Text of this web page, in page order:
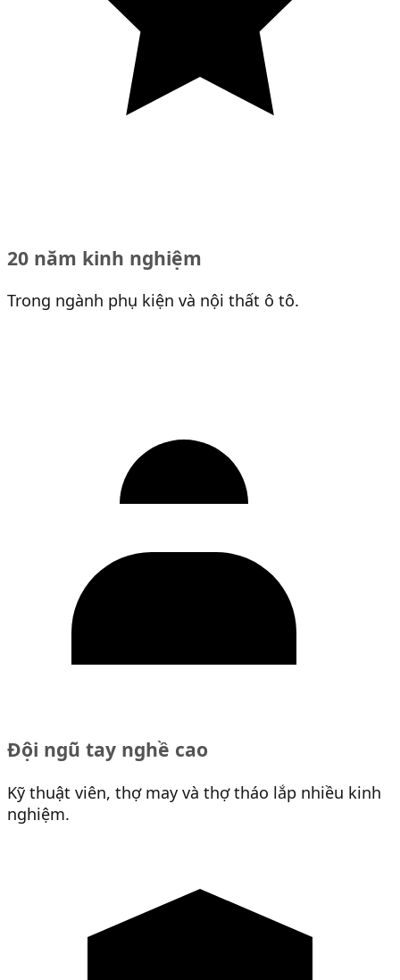
20 năm kinh nghiệm
Trong ngành phụ kiện và nội thất ô tô.
Đội ngũ tay nghề cao
Kỹ thuật viên, thợ may và thợ tháo lắp nhiều kinh
nghiệm.